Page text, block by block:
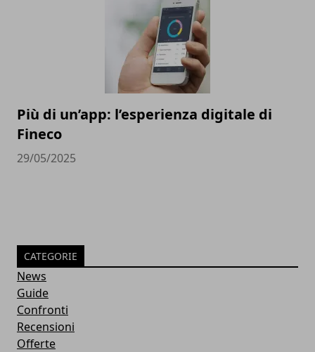
Più di un’app: l’esperienza digitale di
Fineco
29/05/2025
CATEGORIE
News
Guide
Confronti
Recensioni
Offerte